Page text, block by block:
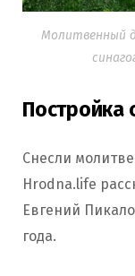
Молитвенный
Постройка
Снесли
Hrodna.life
Евгений
года.